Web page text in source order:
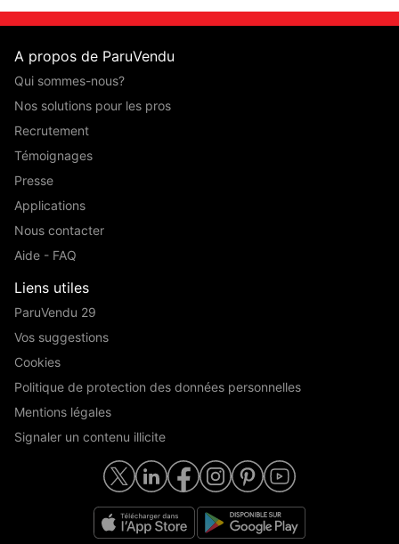
A propos de ParuVendu
Qui sommes-nous?
Nos solutions pour les pros
Recrutement
Témoignages
Presse
Applications
Nous contacter
Aide - FAQ
Liens utiles
ParuVendu 29
Vos suggestions
Cookies
Politique de protection des données personnelles
Mentions légales
Signaler un contenu illicite